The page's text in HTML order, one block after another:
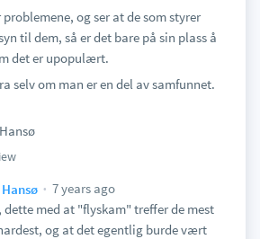
problemene, og ser at de som styrer
til dem, så er det bare på sin plass å
det er upopulært.
selv om man er en del av samfunnet.
7 years ago
dette med at "flyskam" treffer de mest
og at det egentlig burde vært